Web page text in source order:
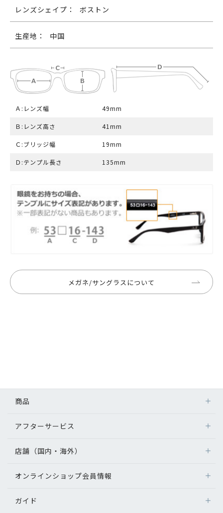
レンズシェイプ： ボストン
生産地： 中国
Ａ:レンズ幅 49mm
Ｂ:レンズ高さ 41mm
Ｃ:ブリッジ幅 19mm
Ｄ:テンプル長さ 135mm
メガネ/サングラスについて
商品
アフターサービス
店舗（国内・海外）
オンラインショップ会員情報
ガイド